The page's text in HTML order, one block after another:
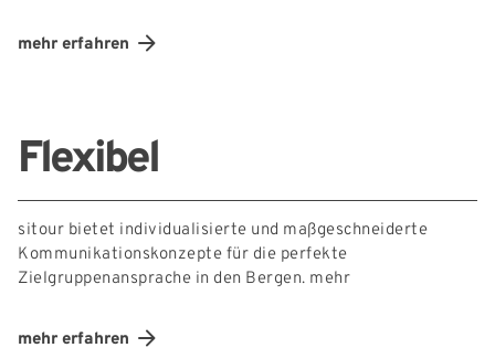
mehr erfahren
Flexibel
sitour bietet individualisierte und maßgeschneiderte
Kommunikationskonzepte für die perfekte
Zielgruppenansprache in den Bergen. mehr
mehr erfahren